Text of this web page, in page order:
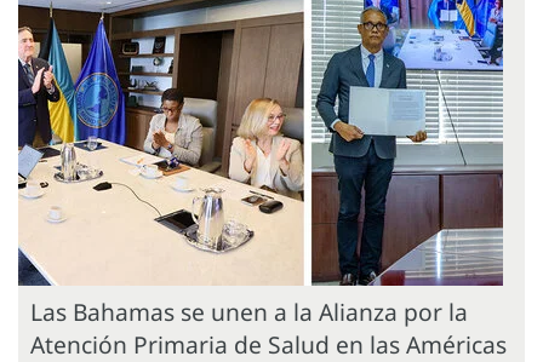
Las Bahamas se unen a la Alianza por la
Atención Primaria de Salud en las Américas